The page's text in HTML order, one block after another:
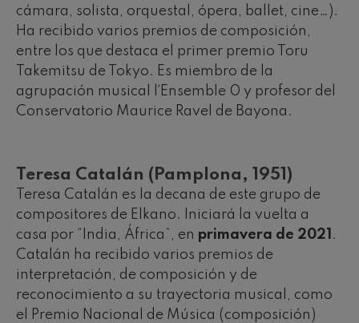
cámara, solista, orquestal, ópera, ballet, cine…).
Ha recibido varios premios de composición,
entre los que destaca el primer premio Toru
Takemitsu de Tokyo. Es miembro de la
agrupación musical l´Ensemble 0 y profesor del
Conservatorio Maurice Ravel de Bayona.
Teresa Catalán (Pamplona, 1951)
Teresa Catalán es la decana de este grupo de
compositores de Elkano. Iniciará la vuelta a
casa por “India, África”, en primavera de 2021 .
Catalán ha recibido varios premios de
interpretación, de composición y de
reconocimiento a su trayectoria musical, como
el Premio Nacional de Música (composición)